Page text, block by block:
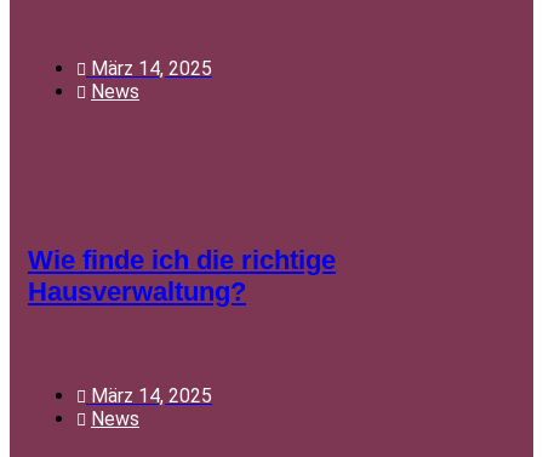
März 14, 2025
News
Wie finde ich die richtige
Hausverwaltung?
März 14, 2025
News